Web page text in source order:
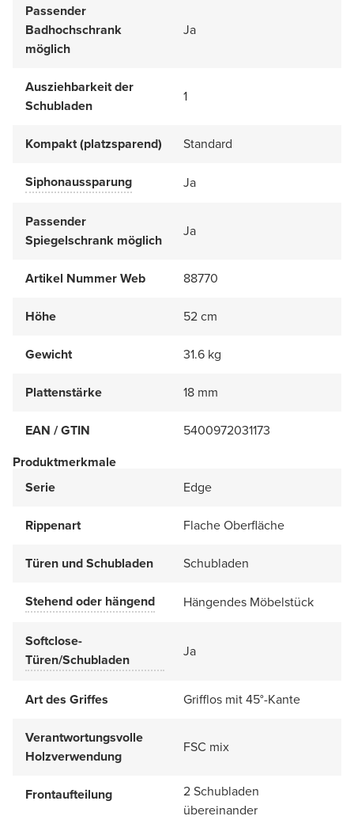
Passender
Badhochschrank
möglich
Ja
Ausziehbarkeit der
Schubladen
1
Kompakt (platzsparend) Standard
Siphonaussparung Ja
Passender
Spiegelschrank möglich
Ja
Artikel Nummer Web 88770
Höhe 52 cm
Gewicht 31.6 kg
Plattenstärke 18 mm
EAN / GTIN
5400972031173
Produktmerkmale
Serie
Edge
Rippenart Flache Oberfläche
Türen und Schubladen Schubladen
Stehend oder hängend Hängendes Möbelstück
Softclose-
Türen/Schubladen
Ja
Art des Griffes Grifflos mit 45°-Kante
Verantwortungsvolle
Holzverwendung
FSC mix
Frontaufteilung
2 Schubladen
übereinander